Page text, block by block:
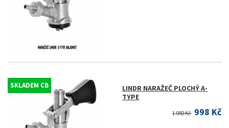
SKLADEM CB
LINDR NARAŽEČ PLOCHÝ A-
TYPE
1.050 Kč 998 Kč